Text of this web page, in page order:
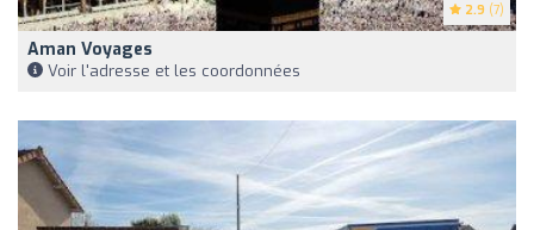
2.9 (7)
Aman Voyages
Voir l'adresse et les coordonnées